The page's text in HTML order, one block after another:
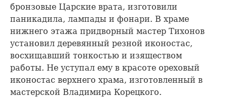
бронзовые Царские врата, изготовили
паникадила, лампады и фонари. В храме
нижнего этажа придворный мастер Тихонов
установил деревянный резной иконостас,
восхищавший тонкостью и изяществом
работы. Не уступал ему в красоте ореховый
иконостас верхнего храма, изготовленный в
мастерской Владимира Корецкого.